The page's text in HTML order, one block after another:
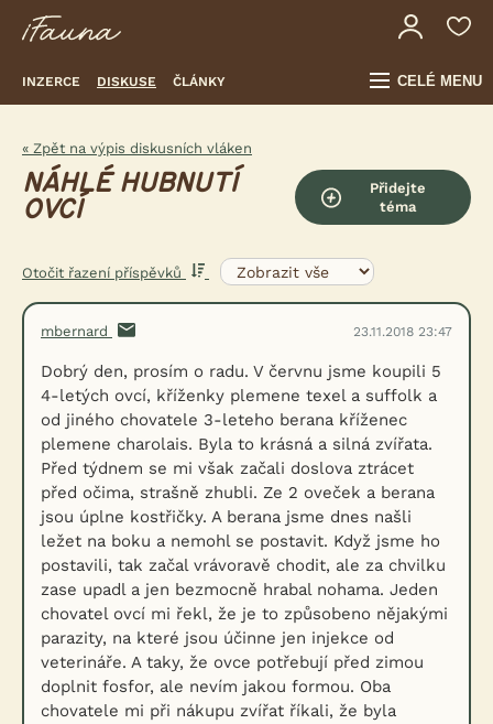
INZERCE DISKUSE ČLÁNKY CELÉ MENU
« Zpět na výpis diskusních vláken
NÁHLÉ HUBNUTÍ
OVCÍ
Přidejte
téma
Otočit řazení příspěvků
mbernard 23.11.2018 23:47
Dobrý den, prosím o radu. V červnu jsme koupili 5
4-letých ovcí, kříženky plemene texel a suffolk a
od jiného chovatele 3-leteho berana kříženec
plemene charolais. Byla to krásná a silná zvířata.
Před týdnem se mi však začali doslova ztrácet
před očima, strašně zhubli. Ze 2 oveček a berana
jsou úplne kostřičky. A berana jsme dnes našli
ležet na boku a nemohl se postavit. Když jsme ho
postavili, tak začal vrávoravě chodit, ale za chvilku
zase upadl a jen bezmocně hrabal nohama. Jeden
chovatel ovcí mi řekl, že je to způsobeno nějakými
parazity, na které jsou účinne jen injekce od
veterináře. A taky, že ovce potřebují před zimou
doplnit fosfor, ale nevím jakou formou. Oba
chovatele mi při nákupu zvířat říkali, že byla